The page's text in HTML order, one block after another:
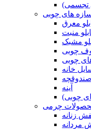
تجسمی)
های چوبی
معرق
منبت
مشبک
چوبی
چوبی
خانه
آینه
چوبی)
چرمی
زنانه
مردانه